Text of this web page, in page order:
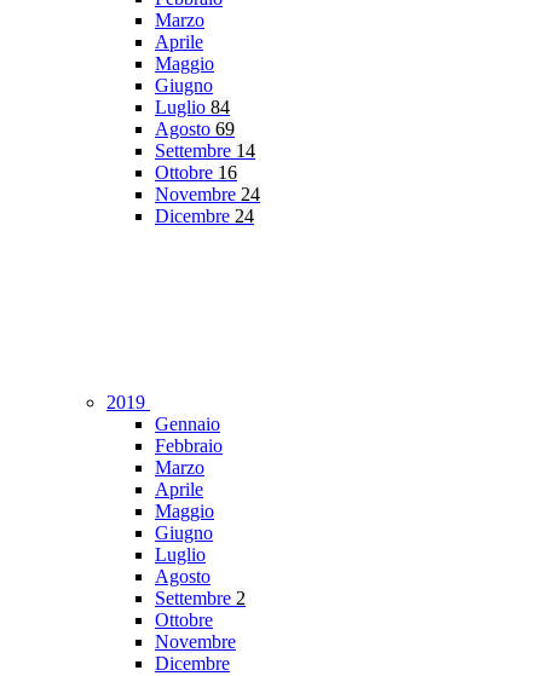
Marzo
Aprile
Maggio
Giugno
Luglio 84
Agosto 69
Settembre 14
Ottobre 16
Novembre 24
Dicembre 24
2019
Gennaio
Febbraio
Marzo
Aprile
Maggio
Giugno
Luglio
Agosto
Settembre 2
Ottobre
Novembre
Dicembre